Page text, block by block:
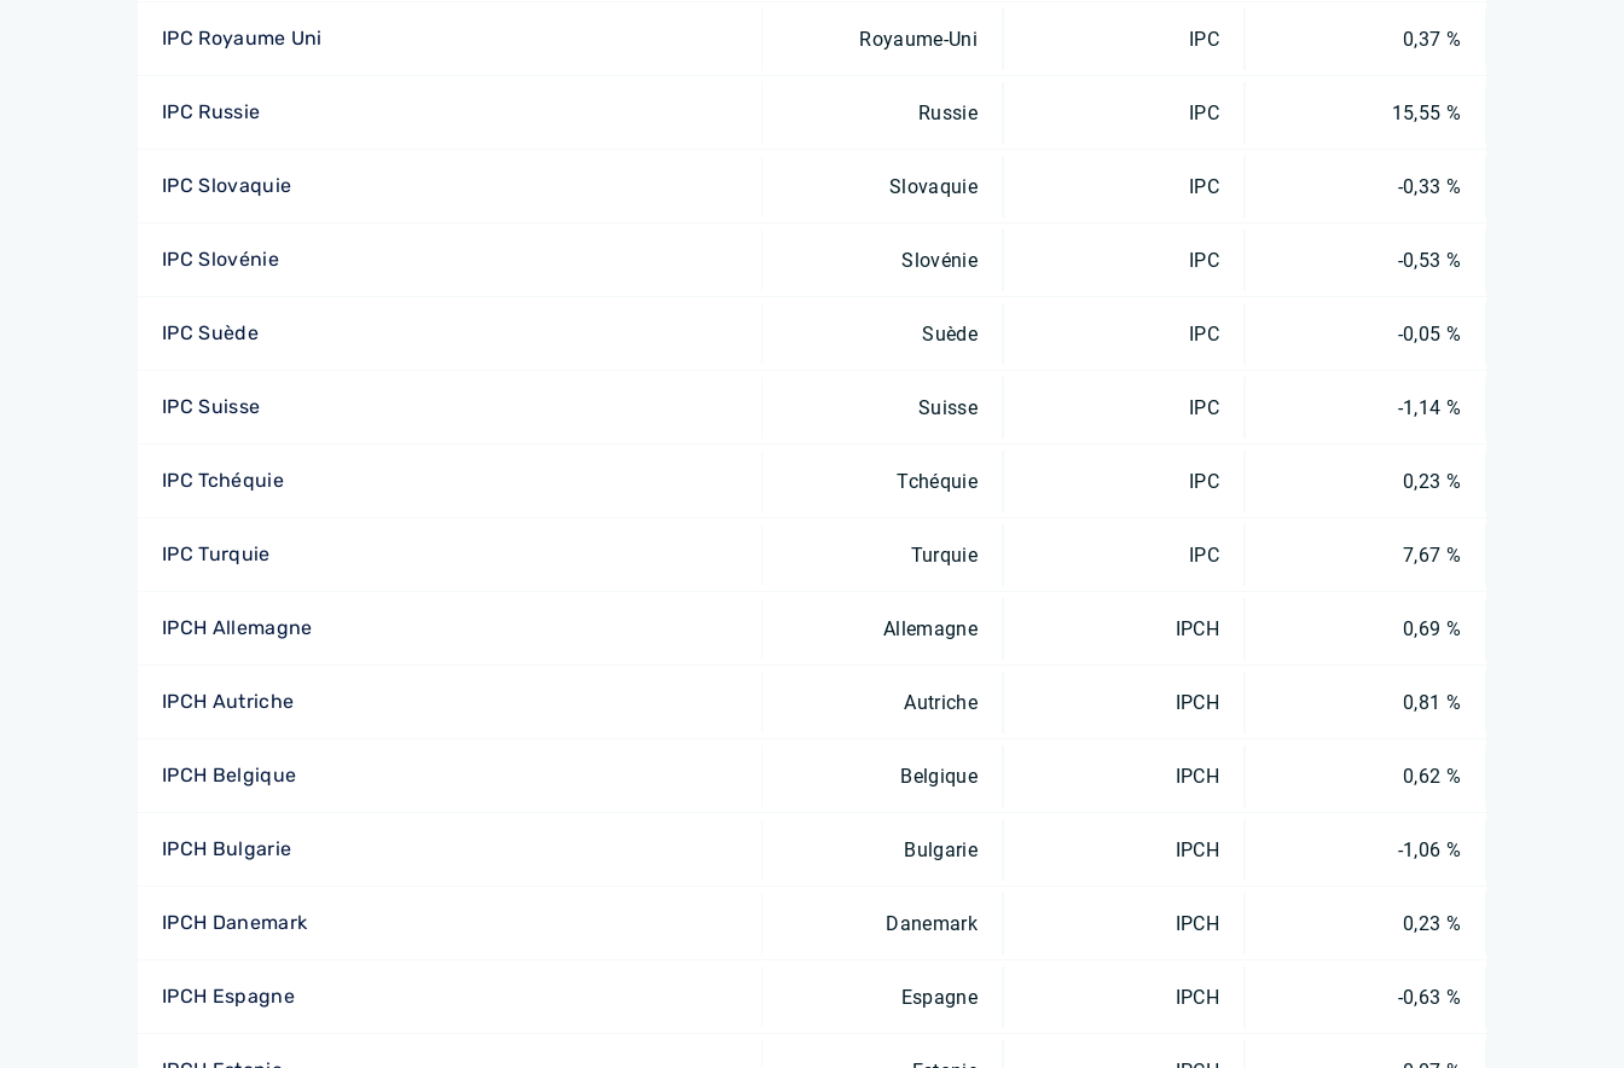
IPC Royaume Uni Royaume-Uni IPC 0,37 %
IPC Russie Russie IPC 15,55 %
IPC Slovaquie Slovaquie IPC -0,33 %
IPC Slovénie Slovénie IPC -0,53 %
IPC Suède Suède IPC -0,05 %
IPC Suisse Suisse IPC -1,14 %
IPC Tchéquie Tchéquie IPC 0,23 %
IPC Turquie Turquie IPC 7,67 %
IPCH Allemagne Allemagne IPCH 0,69 %
IPCH Autriche Autriche IPCH 0,81 %
IPCH Belgique Belgique IPCH 0,62 %
IPCH Bulgarie Bulgarie IPCH -1,06 %
IPCH Danemark Danemark IPCH 0,23 %
IPCH Espagne Espagne IPCH -0,63 %